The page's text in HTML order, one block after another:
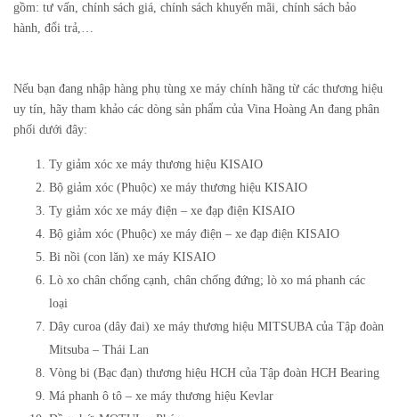
gồm: tư vấn, chính sách giá, chính sách khuyến mãi, chính sách bảo
hành, đổi trả,…
Nếu bạn đang nhập hàng phụ tùng xe máy chính hãng từ các thương hiệu
uy tín, hãy tham khảo các dòng sản phẩm của Vina Hoàng An đang phân
phối dưới đây:
Ty giảm xóc xe máy thương hiệu KISAIO
Bộ giảm xóc (Phuộc) xe máy thương hiệu KISAIO
Ty giảm xóc xe máy điện – xe đạp điện KISAIO
Bộ giảm xóc (Phuộc) xe máy điện – xe đạp điện KISAIO
Bi nồi (con lăn) xe máy KISAIO
Lò xo chân chống cạnh, chân chống đứng; lò xo má phanh các
loại
Dây curoa (dây đai) xe máy thương hiệu MITSUBA của Tập đoàn
Mitsuba – Thái Lan
Vòng bi (Bạc đạn) thương hiệu HCH của Tập đoàn HCH Bearing
Má phanh ô tô – xe máy thương hiệu Kevlar